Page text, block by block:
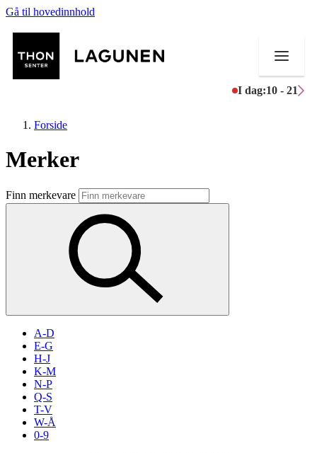
Gå til hovedinnhold
I dag:10 - 21
Butikker
Mat og drikke
Aktiviteter
Inspirasjon
Søk
Forside
Merker
Finn merkevare
A-D
E-G
H-J
K-M
N-P
Q-S
T-V
W-Å
0-9